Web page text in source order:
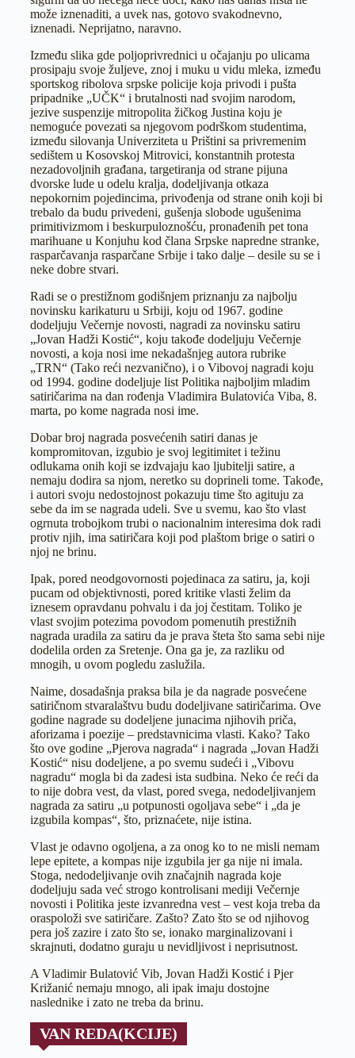
može iznenaditi, a uvek nas, gotovo svakodnevno,
iznenadi. Neprijatno, naravno.
Između slika gde poljoprivrednici u očajanju po ulicama
prosipaju svoje žuljeve, znoj i muku u vidu mleka, između
sportskog ribolova srpske policije koja privodi i pušta
pripadnike „UČK“ i brutalnosti nad svojim narodom,
jezive suspenzije mitropolita žičkog Justina koju je
nemoguće povezati sa njegovom podrškom studentima,
između silovanja Univerziteta u Prištini sa privremenim
sedištem u Kosovskoj Mitrovici, konstantnih protesta
nezadovoljnih građana, targetiranja od strane pijuna
dvorske lude u odelu kralja, dodeljivanja otkaza
nepokornim pojedincima, privođenja od strane onih koji bi
trebalo da budu privedeni, gušenja slobode ugušenima
primitivizmom i beskurpuloznošću, pronađenih pet tona
marihuane u Konjuhu kod člana Srpske napredne stranke,
rasparčavanja rasparčane Srbije i tako dalje – desile su se i
neke dobre stvari.
Radi se o prestižnom godišnjem priznanju za najbolju
novinsku karikaturu u Srbiji, koju od 1967. godine
dodeljuju Večernje novosti, nagradi za novinsku satiru
„Jovan Hadži Kostić“, koju takođe dodeljuju Večernje
novosti, a koja nosi ime nekadašnjeg autora rubrike
„TRN“ (Tako reći nezvanično), i o Vibovoj nagradi koju
od 1994. godine dodeljuje list Politika najboljim mladim
satiričarima na dan rođenja Vladimira Bulatovića Viba, 8.
marta, po kome nagrada nosi ime.
Dobar broj nagrada posvećenih satiri danas je
kompromitovan, izgubio je svoj legitimitet i težinu
odlukama onih koji se izdvajaju kao ljubitelji satire, a
nemaju dodira sa njom, neretko su doprineli tome. Takođe,
i autori svoju nedostojnost pokazuju time što agituju za
sebe da im se nagrada udeli. Sve u svemu, kao što vlast
ogrnuta trobojkom trubi o nacionalnim interesima dok radi
protiv njih, ima satiričara koji pod plaštom brige o satiri o
njoj ne brinu.
Ipak, pored neodgovornosti pojedinaca za satiru, ja, koji
pucam od objektivnosti, pored kritike vlasti želim da
iznesem opravdanu pohvalu i da joj čestitam. Toliko je
vlast svojim potezima povodom pomenutih prestižnih
nagrada uradila za satiru da je prava šteta što sama sebi nije
dodelila orden za Sretenje. Ona ga je, za razliku od
mnogih, u ovom pogledu zaslužila.
Naime, dosadašnja praksa bila je da nagrade posvećene
satiričnom stvaralaštvu budu dodeljivane satiričarima. Ove
godine nagrade su dodeljene junacima njihovih priča,
aforizama i poezije – predstavnicima vlasti. Kako? Tako
što ove godine „Pjerova nagrada“ i nagrada „Jovan Hadži
Kostić“ nisu dodeljene, a po svemu sudeći i „Vibovu
nagradu“ mogla bi da zadesi ista sudbina. Neko će reći da
to nije dobra vest, da vlast, pored svega, nedodeljivanjem
nagrada za satiru „u potpunosti ogoljava sebe“ i „da je
izgubila kompas“, što, priznaćete, nije istina.
Vlast je odavno ogoljena, a za onog ko to ne misli nemam
lepe epitete, a kompas nije izgubila jer ga nije ni imala.
Stoga, nedodeljivanje ovih značajnih nagrada koje
dodeljuju sada već strogo kontrolisani mediji Večernje
novosti i Politika jeste izvanredna vest – vest koja treba da
oraspoloži sve satiričare. Zašto? Zato što se od njihovog
pera još zazire i zato što se, ionako marginalizovani i
skrajnuti, dodatno guraju u nevidljivost i neprisutnost.
A Vladimir Bulatović Vib, Jovan Hadži Kostić i Pjer
Križanić nemaju mnogo, ali ipak imaju dostojne
naslednike i zato ne treba da brinu.
VAN REDA(KCIJE)